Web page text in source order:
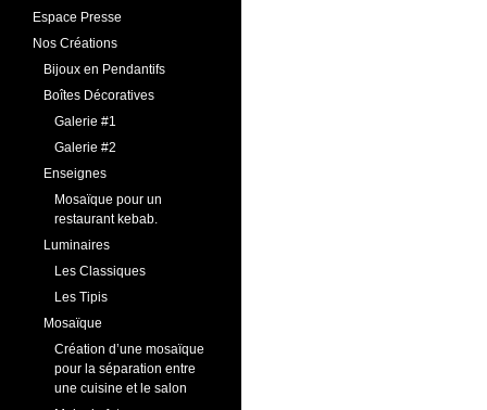
Espace Presse
Nos Créations
Bijoux en Pendantifs
Boîtes Décoratives
Galerie #1
Galerie #2
Enseignes
Mosaïque pour un
restaurant kebab.
Luminaires
Les Classiques
Les Tipis
Mosaïque
Création d’une mosaïque
pour la séparation entre
une cuisine et le salon